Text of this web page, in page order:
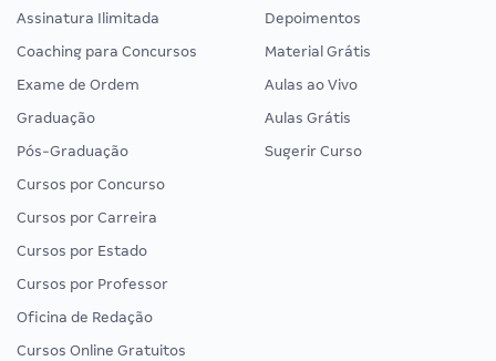
Assinatura Ilimitada
Coaching para Concursos
Exame de Ordem
Graduação
Pós-Graduação
Cursos por Concurso
Cursos por Carreira
Cursos por Estado
Cursos por Professor
Oficina de Redação
Cursos Online Gratuitos
Depoimentos
Material Grátis
Aulas ao Vivo
Aulas Grátis
Sugerir Curso